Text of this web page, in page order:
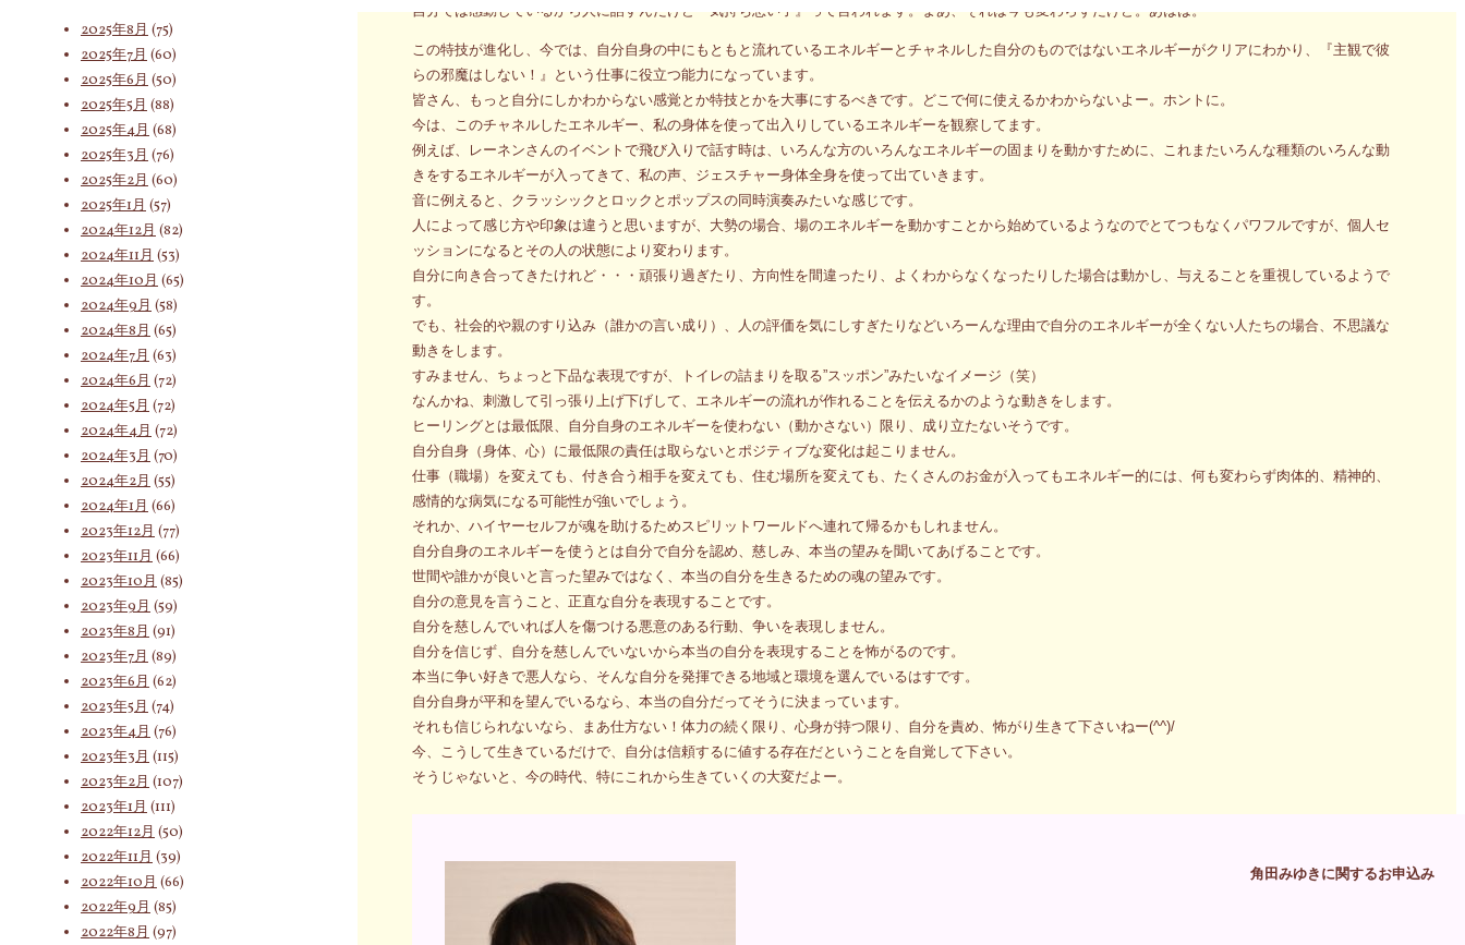
自分では感動しているから人に話すんだけど『気持ち悪い子』って言われます。まあ、それは今も変わらずだけど。あはは。
この特技が進化し、今では、自分自身の中にもともと流れているエネルギーとチャネルした自分のものではないエネルギーがクリアにわかり、『主観で彼
らの邪魔はしない！』という仕事に役立つ能力になっています。
皆さん、もっと自分にしかわからない感覚とか特技とかを大事にするべきです。どこで何に使えるかわからないよー。ホントに。
今は、このチャネルしたエネルギー、私の身体を使って出入りしているエネルギーを観察してます。
例えば、レーネンさんのイベントで飛び入りで話す時は、いろんな方のいろんなエネルギーの固まりを動かすために、これまたいろんな種類のいろんな動
きをするエネルギーが入ってきて、私の声、ジェスチャー身体全身を使って出ていきます。
音に例えると、クラッシックとロックとポップスの同時演奏みたいな感じです。
人によって感じ方や印象は違うと思いますが、大勢の場合、場のエネルギーを動かすことから始めているようなのでとてつもなくパワフルですが、個人セ
ッションになるとその人の状態により変わります。
自分に向き合ってきたけれど・・・頑張り過ぎたり、方向性を間違ったり、よくわからなくなったりした場合は動かし、与えることを重視しているようで
す。
でも、社会的や親のすり込み（誰かの言い成り）、人の評価を気にしすぎたりなどいろーんな理由で自分のエネルギーが全くない人たちの場合、不思議な
動きをします。
すみません、ちょっと下品な表現ですが、トイレの詰まりを取る”スッポン”みたいなイメージ（笑）
なんかね、刺激して引っ張り上げ下げして、エネルギーの流れが作れることを伝えるかのような動きをします。
ヒーリングとは最低限、自分自身のエネルギーを使わない（動かさない）限り、成り立たないそうです。
自分自身（身体、心）に最低限の責任は取らないとポジティブな変化は起こりません。
仕事（職場）を変えても、付き合う相手を変えても、住む場所を変えても、たくさんのお金が入ってもエネルギー的には、何も変わらず肉体的、精神的、
感情的な病気になる可能性が強いでしょう。
それか、ハイヤーセルフが魂を助けるためスピリットワールドへ連れて帰るかもしれません。
自分自身のエネルギーを使うとは自分で自分を認め、慈しみ、本当の望みを聞いてあげることです。
世間や誰かが良いと言った望みではなく、本当の自分を生きるための魂の望みです。
自分の意見を言うこと、正直な自分を表現することです。
自分を慈しんでいれば人を傷つける悪意のある行動、争いを表現しません。
自分を信じず、自分を慈しんでいないから本当の自分を表現することを怖がるのです。
本当に争い好きで悪人なら、そんな自分を発揮できる地域と環境を選んでいるはすです。
自分自身が平和を望んでいるなら、本当の自分だってそうに決まっています。
それも信じられないなら、まあ仕方ない！体力の続く限り、心身が持つ限り、自分を責め、怖がり生きて下さいねー(^^)/
今、こうして生きているだけで、自分は信頼するに値する存在だということを自覚して下さい。
そうじゃないと、今の時代、特にこれから生きていくの大変だよー。
角田みゆきに関するお申込み
2025年8月 (75)
2025年7月 (60)
2025年6月 (50)
2025年5月 (88)
2025年4月 (68)
2025年3月 (76)
2025年2月 (60)
2025年1月 (57)
2024年12月 (82)
2024年11月 (53)
2024年10月 (65)
2024年9月 (58)
2024年8月 (65)
2024年7月 (63)
2024年6月 (72)
2024年5月 (72)
2024年4月 (72)
2024年3月 (70)
2024年2月 (55)
2024年1月 (66)
2023年12月 (77)
2023年11月 (66)
2023年10月 (85)
2023年9月 (59)
2023年8月 (91)
2023年7月 (89)
2023年6月 (62)
2023年5月 (74)
2023年4月 (76)
2023年3月 (115)
2023年2月 (107)
2023年1月 (111)
2022年12月 (50)
2022年11月 (39)
2022年10月 (66)
2022年9月 (85)
2022年8月 (97)